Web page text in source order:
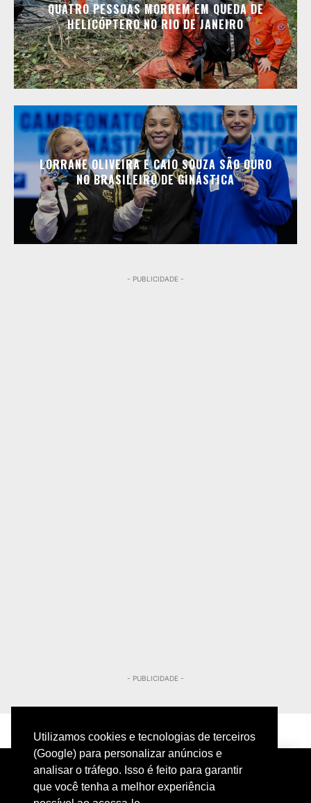
Utilizamos cookies e tecnologias de terceiros
(Google) para personalizar anúncios e
analisar o tráfego. Isso é feito para garantir
que você tenha a melhor experiência
QUATRO PESSOAS MORREM EM QUEDA DE
HELICÓPTERO NO RIO DE JANEIRO
LORRANE OLIVEIRA E CAIO SOUZA SÃO OURO
NO BRASILEIRO DE GINÁSTICA
- PUBLICIDADE -
- PUBLICIDADE -